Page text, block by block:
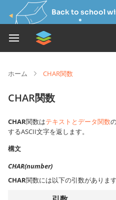
Back to school
ホーム CHAR関数
CHAR関数
CHAR関数はテキストとデータ関数
するASCII文字を返します。
構文
CHAR(number)
CHAR関数には以下の引数がありま